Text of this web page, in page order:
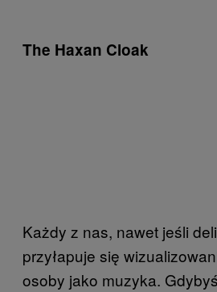
The Haxan Cloak
Każdy z nas, nawet jeśli
przyłapuje się
osoby jako muzyka.